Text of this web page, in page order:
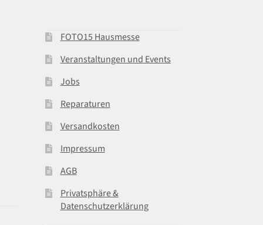
FOTO15 Hausmesse
Veranstaltungen und Events
Jobs
Reparaturen
Versandkosten
Impressum
AGB
Privatsphäre &
Datenschutzerklärung